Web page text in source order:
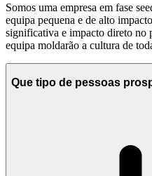
Somos uma empresa em fase
equipa pequena e de alto
significativa e impacto direto no
equipa moldarão a cultura de
Que tipo de pessoas